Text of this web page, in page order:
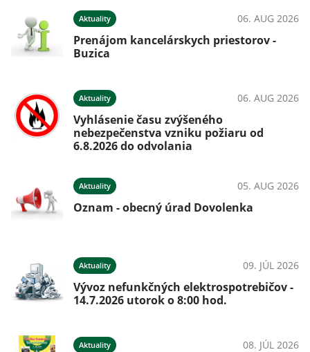
Aktuality 06. AUG 2026
Prenájom kancelárskych priestorov -
Buzica
Aktuality 06. AUG 2026
Vyhlásenie času zvýšeného
nebezpečenstva vzniku požiaru od
6.8.2026 do odvolania
Aktuality 05. AUG 2026
Oznam - obecný úrad Dovolenka
Aktuality 09. JÚL 2026
Vývoz nefunkčných elektrospotrebičov -
14.7.2026 utorok o 8:00 hod.
Aktuality 08. JÚL 2026